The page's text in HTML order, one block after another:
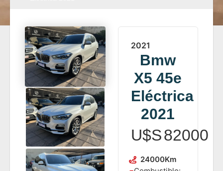
2021
Bmw
X5 45e
Eléctrica
2021
U$S82000
24000Km